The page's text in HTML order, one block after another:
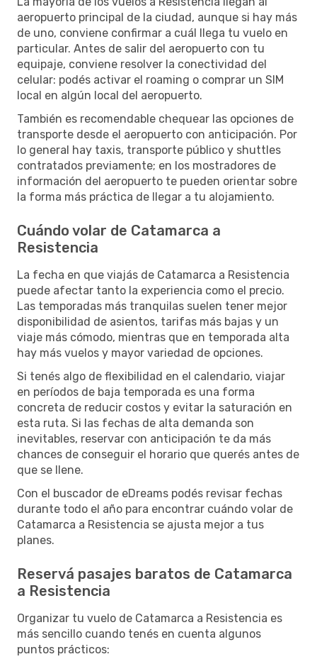
aeropuerto principal de la ciudad, aunque si hay más
de uno, conviene confirmar a cuál llega tu vuelo en
particular. Antes de salir del aeropuerto con tu
equipaje, conviene resolver la conectividad del
celular: podés activar el roaming o comprar un SIM
local en algún local del aeropuerto.
También es recomendable chequear las opciones de
transporte desde el aeropuerto con anticipación. Por
lo general hay taxis, transporte público y shuttles
contratados previamente; en los mostradores de
información del aeropuerto te pueden orientar sobre
la forma más práctica de llegar a tu alojamiento.
Cuándo volar de Catamarca a
Resistencia
La fecha en que viajás de Catamarca a Resistencia
puede afectar tanto la experiencia como el precio.
Las temporadas más tranquilas suelen tener mejor
disponibilidad de asientos, tarifas más bajas y un
viaje más cómodo, mientras que en temporada alta
hay más vuelos y mayor variedad de opciones.
Si tenés algo de flexibilidad en el calendario, viajar
en períodos de baja temporada es una forma
concreta de reducir costos y evitar la saturación en
esta ruta. Si las fechas de alta demanda son
inevitables, reservar con anticipación te da más
chances de conseguir el horario que querés antes de
que se llene.
Con el buscador de eDreams podés revisar fechas
durante todo el año para encontrar cuándo volar de
Catamarca a Resistencia se ajusta mejor a tus
planes.
Reservá pasajes baratos de Catamarca
a Resistencia
Organizar tu vuelo de Catamarca a Resistencia es
más sencillo cuando tenés en cuenta algunos
puntos prácticos: